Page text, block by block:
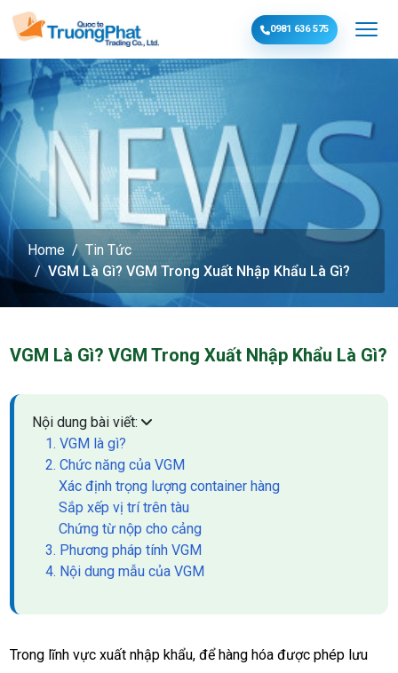
0981 636 575
Home
Tin Tức
VGM Là Gì? VGM Trong Xuất Nhập Khẩu Là Gì?
VGM Là Gì? VGM Trong Xuất Nhập Khẩu Là Gì?
Nội dung bài viết:
1. VGM là gì?
2. Chức năng của VGM
Xác định trọng lượng container hàng
Sắp xếp vị trí trên tàu
Chứng từ nộp cho cảng
3. Phương pháp tính VGM
4. Nội dung mẫu của VGM
Trong lĩnh vực xuất nhập khẩu, để hàng hóa được phép lưu